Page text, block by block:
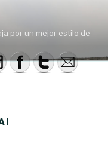
por un mejor estilo de